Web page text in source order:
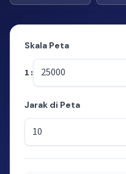
Skala Peta
1 :
Jarak di Peta